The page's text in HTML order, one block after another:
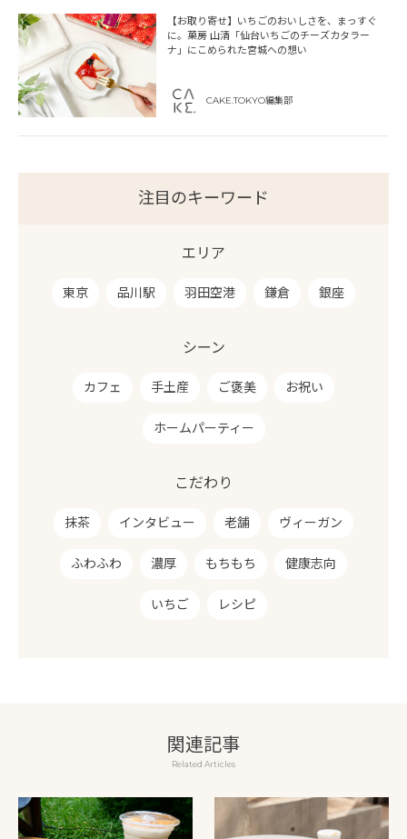
【お取り寄せ】いちごのおいしさを、まっすぐ
に。菓房 山清「仙台いちごのチーズカタラー
ナ」にこめられた宮城への想い
CAKE.TOKYO編集部
注目のキーワード
エリア
東京 品川駅 羽田空港 鎌倉 銀座
シーン
カフェ 手土産 ご褒美 お祝い
ホームパーティー
こだわり
抹茶 インタビュー 老舗 ヴィーガン
ふわふわ 濃厚 もちもち 健康志向
いちご レシピ
関連記事
Related Articles